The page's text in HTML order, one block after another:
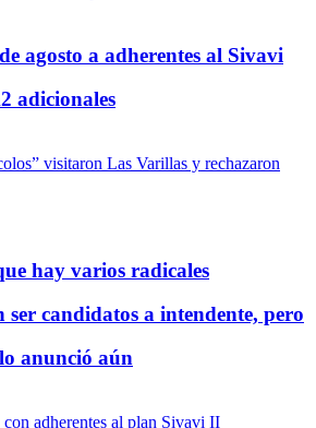
agosto a adherentes al Sivavi
adicionales
hay varios radicales
ser candidatos a intendente, pero
anunció aún